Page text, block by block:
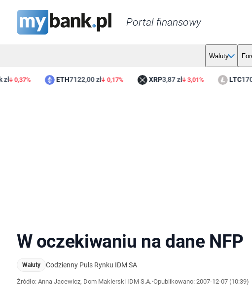
Portal finansowy
Waluty
ETH7122,00 zł 0,17% XRP3,87 zł 3,01% LTC170,16
W oczekiwaniu na dane NFP
Waluty Codzienny Puls Rynku IDM SA
Źródło: Anna Jacewicz, Dom Maklerski IDM S.A.•Opublikowano: 2007-12-07 (10:39)